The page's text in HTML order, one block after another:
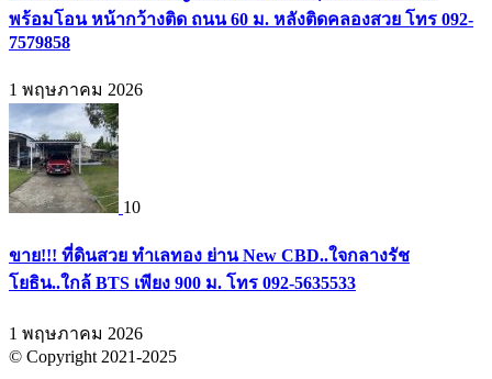
พร้อมโอน หน้ากว้างติด ถนน 60 ม. หลังติดคลองสวย โทร 092-
7579858
1 พฤษภาคม 2026
10
ขาย!!! ที่ดินสวย ทำเลทอง ย่าน New CBD..ใจกลางรัช
โยธิน..ใกล้ BTS เพียง 900 ม. โทร 092-5635533
1 พฤษภาคม 2026
© Copyright 2021-2025